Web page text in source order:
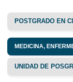
POSTGRADO EN
MEDICINA,
UNIDAD DE